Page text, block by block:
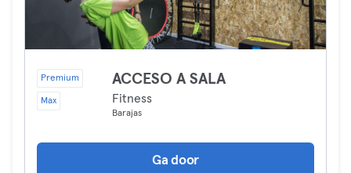
Premium
Max
ACCESO A SALA
Fitness
Barajas
Ga door